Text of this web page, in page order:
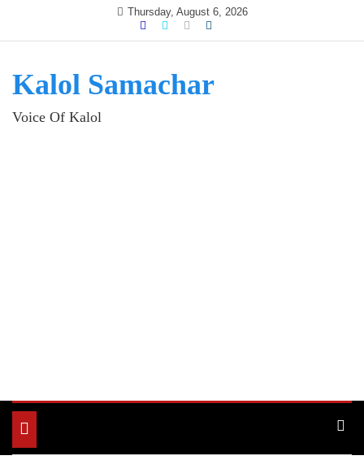
Thursday, August 6, 2026
Kalol Samachar
Voice Of Kalol
Toggle
navigation